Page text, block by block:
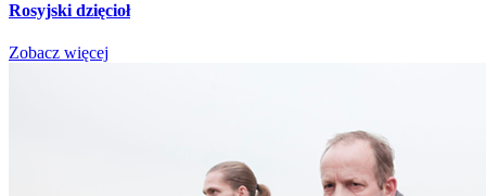
Rosyjski dzięcioł
Zobacz więcej